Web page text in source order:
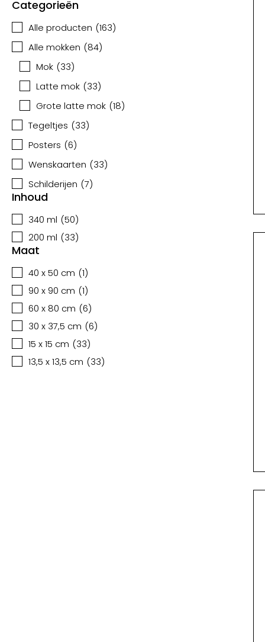
Categorieën
Alle producten (163)
Alle mokken (84)
Mok (33)
Latte mok (33)
Grote latte mok (18)
Tegeltjes (33)
Posters (6)
Wenskaarten (33)
Schilderijen (7)
Inhoud
340 ml (50)
200 ml (33)
Maat
40 x 50 cm (1)
90 x 90 cm (1)
60 x 80 cm (6)
30 x 37,5 cm (6)
15 x 15 cm (33)
13,5 x 13,5 cm (33)